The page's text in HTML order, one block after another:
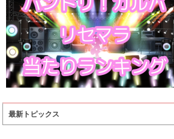
最新トピックス